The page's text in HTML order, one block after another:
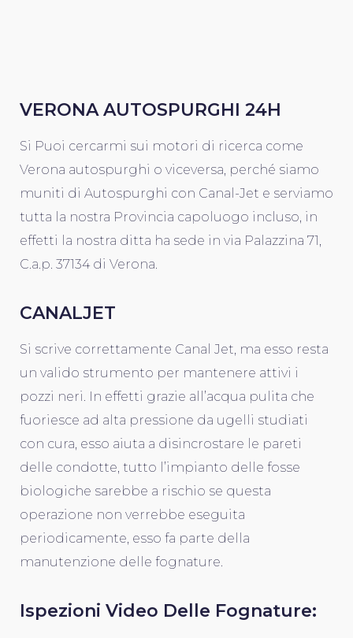
VERONA AUTOSPURGHI 24H
Si Puoi cercarmi sui motori di ricerca come
Verona autospurghi o viceversa, perché siamo
muniti di Autospurghi con Canal-Jet e serviamo
tutta la nostra Provincia capoluogo incluso, in
effetti la nostra ditta ha sede in via Palazzina 71,
C.a.p. 37134 di Verona.
CANALJET
Si scrive correttamente Canal Jet, ma esso resta
un valido strumento per mantenere attivi i
pozzi neri. In effetti grazie all’acqua pulita che
fuoriesce ad alta pressione da ugelli studiati
con cura, esso aiuta a disincrostare le pareti
delle condotte, tutto l’impianto delle fosse
biologiche sarebbe a rischio se questa
operazione non verrebbe eseguita
periodicamente, esso fa parte della
manutenzione delle fognature.
Ispezioni Video Delle Fognature: